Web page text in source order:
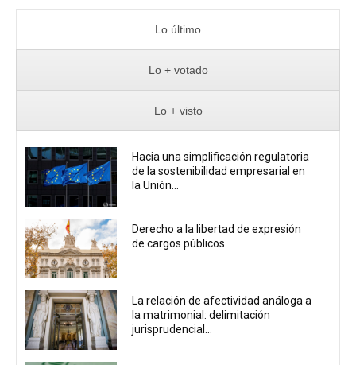
Lo último
Lo + votado
Lo + visto
Hacia una simplificación regulatoria
de la sostenibilidad empresarial en
la Unión...
Derecho a la libertad de expresión
de cargos públicos
La relación de afectividad análoga a
la matrimonial: delimitación
jurisprudencial...